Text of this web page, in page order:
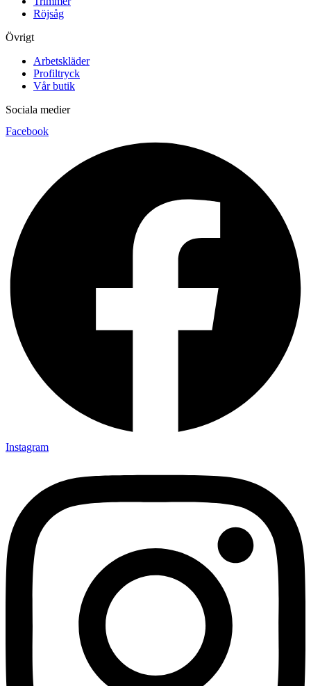
Röjsåg
Övrigt
Arbetskläder
Profiltryck
Vår butik
Sociala medier
Facebook
Instagram